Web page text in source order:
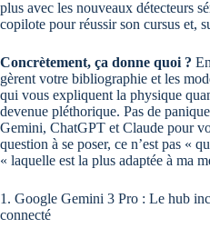
plus avec les nouveaux détecteurs
copilote pour réussir son cursus et,
Concrètement, ça donne quoi ?
gèrent votre bibliographie et les
qui vous expliquent la physique
devenue pléthorique. Pas de
Gemini, ChatGPT et Claude pour
question à se poser, ce n’est pas «
« laquelle est la plus adaptée à ma
1. Google Gemini 3 Pro : Le hub
connecté